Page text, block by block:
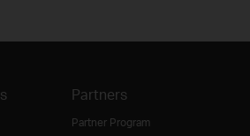
Partners
Partner Program